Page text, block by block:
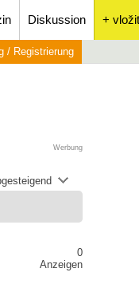
Diskussion +
/ Registrierung
Werbung
0
Anzeigen